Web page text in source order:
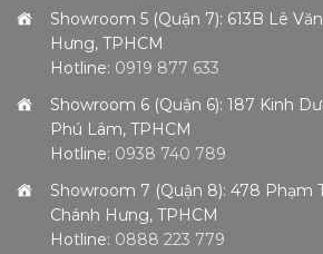
Showroom 5 (Quận 7): 613B Lê
Hưng, TPHCM
Hotline: 0919 877 633
Showroom 6 (Quận 6): 187 Kinh
Phú Lâm, TPHCM
Hotline: 0938 740 789
Showroom 7 (Quận 8): 478 Phạm
Chánh Hưng, TPHCM
Hotline: 0888 223 779